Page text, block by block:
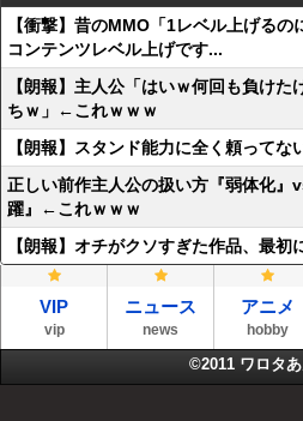
【衝撃】昔のMMO「1レベル上げる
コンテンツレベル上げです...
【朗報】主人公「はいｗ何回も負け
ちｗ」←これｗｗｗ
【朗報】スタンド能力に全く頼ってな
正しい前作主人公の扱い方『弱体化』
躍』←これｗｗｗ
【朗報】オチがクソすぎた作品、最初
VIP
vip
ニュース
news
アニメ
hobby
©2011 ワロタ